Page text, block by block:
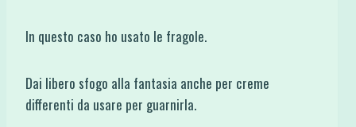
In questo caso ho usato le fragole.
Dai libero sfogo alla fantasia anche per creme
differenti da usare per guarnirla.